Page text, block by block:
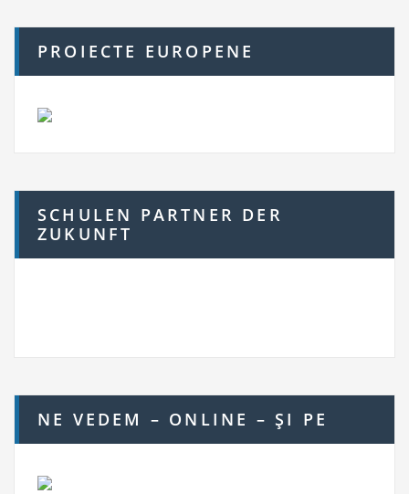
PROIECTE EUROPENE
SCHULEN PARTNER DER
ZUKUNFT
NE VEDEM – ONLINE – ŞI PE